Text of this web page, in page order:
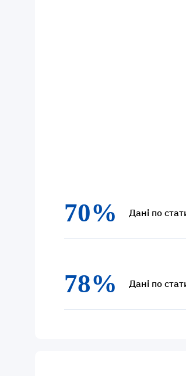
70% Дані по
78% Дані по